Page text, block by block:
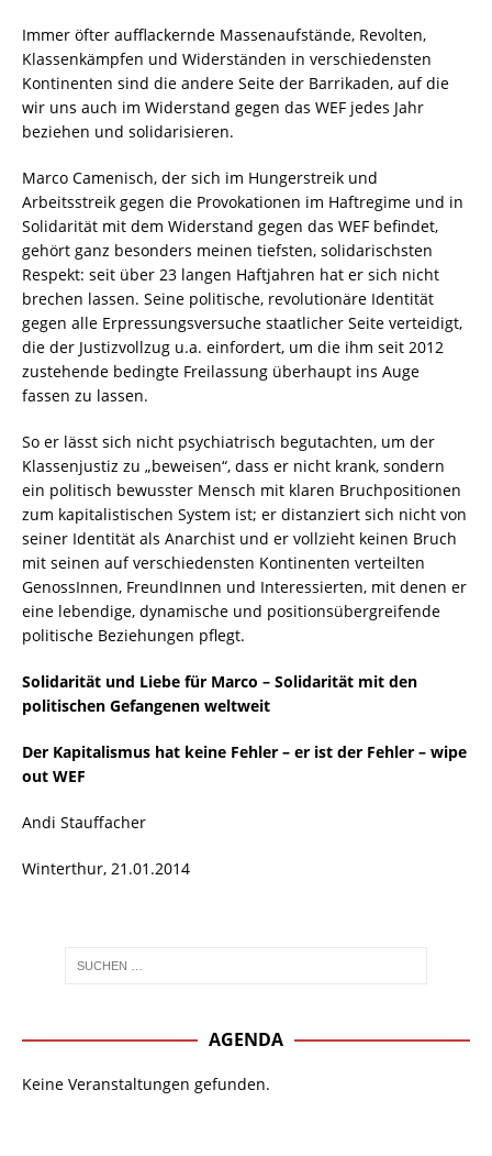
Immer öfter aufflackernde Massenaufstände, Revolten,
Klassenkämpfen und Widerständen in verschiedensten
Kontinenten sind die andere Seite der Barrikaden, auf die
wir uns auch im Widerstand gegen das WEF jedes Jahr
beziehen und solidarisieren.
Marco Camenisch, der sich im Hungerstreik und
Arbeitsstreik gegen die Provokationen im Haftregime und in
Solidarität mit dem Widerstand gegen das WEF befindet,
gehört ganz besonders meinen tiefsten, solidarischsten
Respekt: seit über 23 langen Haftjahren hat er sich nicht
brechen lassen. Seine politische, revolutionäre Identität
gegen alle Erpressungsversuche staatlicher Seite verteidigt,
die der Justizvollzug u.a. einfordert, um die ihm seit 2012
zustehende bedingte Freilassung überhaupt ins Auge
fassen zu lassen.
So er lässt sich nicht psychiatrisch begutachten, um der
Klassenjustiz zu „beweisen“, dass er nicht krank, sondern
ein politisch bewusster Mensch mit klaren Bruchpositionen
zum kapitalistischen System ist; er distanziert sich nicht von
seiner Identität als Anarchist und er vollzieht keinen Bruch
mit seinen auf verschiedensten Kontinenten verteilten
GenossInnen, FreundInnen und Interessierten, mit denen er
eine lebendige, dynamische und positionsübergreifende
politische Beziehungen pflegt.
Solidarität und Liebe für Marco – Solidarität mit den
politischen Gefangenen weltweit
Der Kapitalismus hat keine Fehler – er ist der Fehler – wipe
out WEF
Andi Stauffacher
Winterthur, 21.01.2014
AGENDA
Keine Veranstaltungen gefunden.